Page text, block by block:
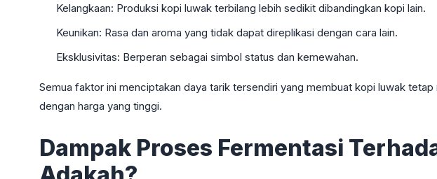
Kelangkaan: Produksi kopi luwak terbilang lebih sedikit dibandingkan kopi lain.
Keunikan: Rasa dan aroma yang tidak dapat direplikasi dengan cara lain.
Eksklusivitas: Berperan sebagai simbol status dan kemewahan.
Semua faktor ini menciptakan daya tarik tersendiri yang membuat kopi luwak
dengan harga yang tinggi.
Dampak Proses Fermentasi